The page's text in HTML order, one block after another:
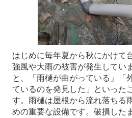
はじめに毎年夏から秋にかけて
強風や大雨の被害が発生してい
と、「雨樋が曲がっている」「
ているのを発見した」といった
す。雨樋は屋根から流れ落ちる
めの重要な設備です。破損した